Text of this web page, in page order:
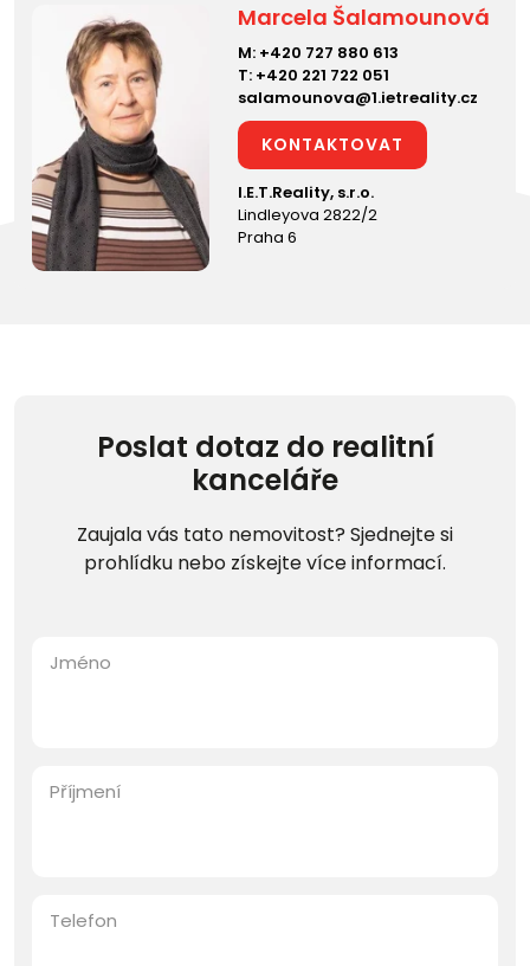
Marcela Šalamounová
M: +420 727 880 613
T: +420 221 722 051
salamounova@1.ietreality.cz
KONTAKTOVAT
I.E.T.Reality, s.r.o.
Lindleyova 2822/2
Praha 6
Poslat dotaz do realitní
kanceláře
Zaujala vás tato nemovitost? Sjednejte si
prohlídku nebo získejte více informací.
Jméno
Příjmení
Telefon